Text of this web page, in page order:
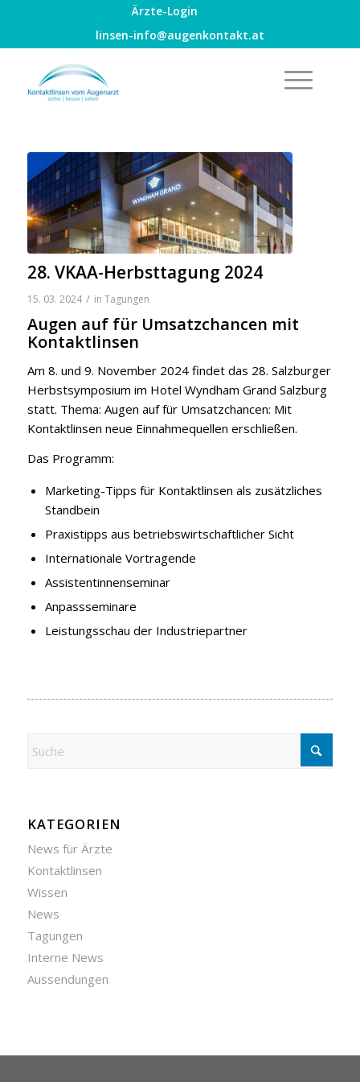
Ärzte-Login
linsen-info@augenkontakt.at
28. VKAA-Herbsttagung 2024
15. 03. 2024 / in Tagungen
Augen auf für Umsatzchancen mit
Kontaktlinsen
Am 8. und 9. November 2024 findet das 28. Salzburger
Herbstsymposium im Hotel Wyndham Grand Salzburg
statt. Thema: Augen auf für Umsatzchancen: Mit
Kontaktlinsen neue Einnahmequellen erschließen.
Das Programm:
Marketing-Tipps für Kontaktlinsen als zusätzliches
Standbein
Praxistipps aus betriebswirtschaftlicher Sicht
Internationale Vortragende
Assistentinnenseminar
Anpassseminare
Leistungsschau der Industriepartner
KATEGORIEN
News für Ärzte
Kontaktlinsen
Wissen
News
Tagungen
Interne News
Aussendungen